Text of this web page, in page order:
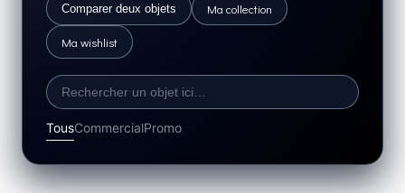
Comparer deux objets Ma collection
Ma wishlist
TousCommercialPromo